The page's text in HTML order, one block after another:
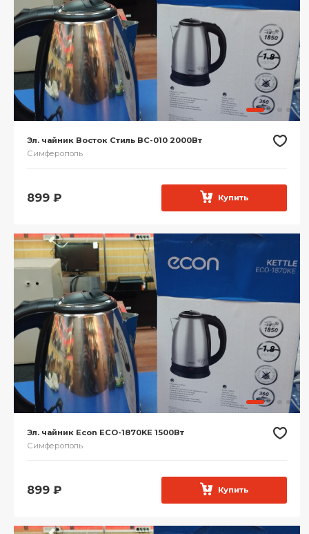
Эл. чайник Восток Стиль ВС-010 2000Вт
Симферополь
899 ₽ Купить
Эл. чайник Econ ECO-1870KE 1500Вт
Симферополь
899 ₽ Купить